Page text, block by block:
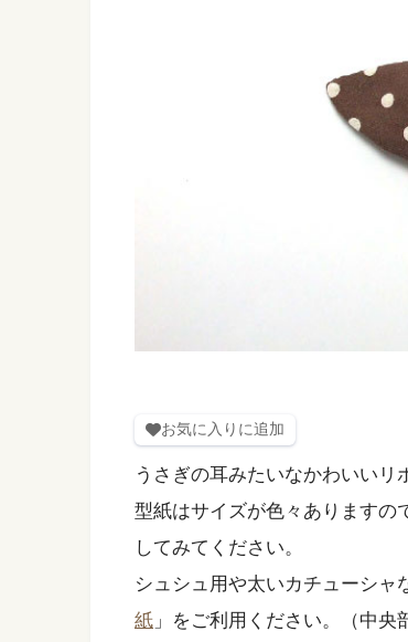
お気に入りに追加
うさぎの耳みたいなかわいいリ
型紙はサイズが色々ありますの
してみてください。
シュシュ用や太いカチューシャ
紙 」をご利用ください。（中央